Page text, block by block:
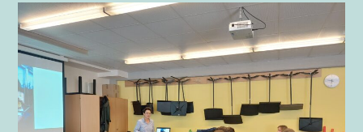
2
Bad
Bike
Arena
Obertraun